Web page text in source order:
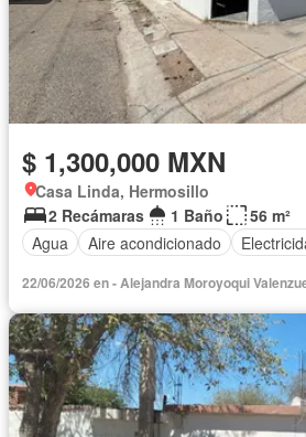
$ 1,300,000 MXN
Casa Linda, Hermosillo
2 Recámaras
1 Baño
56 m²
Agua
Aire acondicionado
22/06/2026 en - Alejandra Moroyoqui